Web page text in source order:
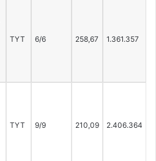
TYT 6/6 258,67 1.361.357
TYT 9/9 210,09 2.406.364